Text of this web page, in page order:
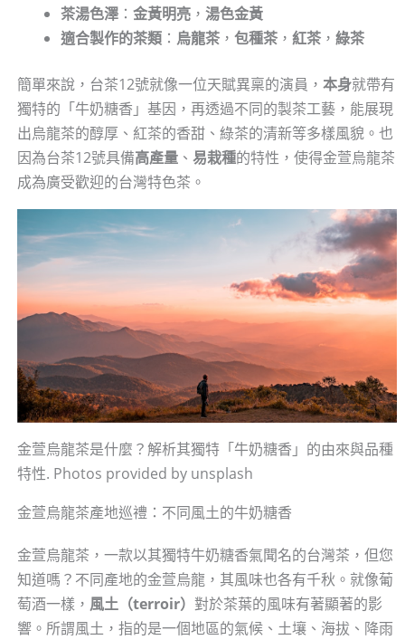
茶湯色澤： 金黃明亮， 湯色金黃
適合製作的茶類： 烏龍茶， 包種茶， 紅茶， 綠茶
簡單來說，台茶12號就像一位天賦異稟的演員， 本身就帶有
獨特的「牛奶糖香」基因，再透過不同的製茶工藝，能展現
出烏龍茶的醇厚、紅茶的香甜、綠茶的清新等多樣風貌。也
因為台茶12號具備高產量、 易栽種的特性，使得金萱烏龍茶
成為廣受歡迎的台灣特色茶。
金萱烏龍茶是什麼？解析其獨特「牛奶糖香」的由來與品種
特性. Photos provided by unsplash
金萱烏龍茶產地巡禮：不同風土的牛奶糖香
金萱烏龍茶，一款以其獨特牛奶糖香氣聞名的台灣茶，但您
知道嗎？不同產地的金萱烏龍，其風味也各有千秋。就像葡
萄酒一樣， 風土（terroir） 對於茶葉的風味有著顯著的影
響。所謂風土，指的是一個地區的氣候、土壤、海拔、降雨